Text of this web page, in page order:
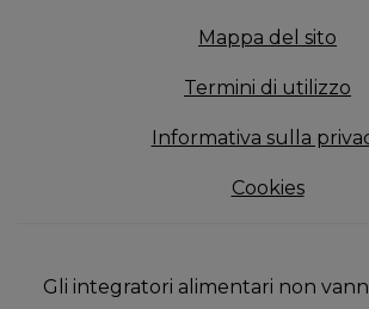
Mappa del sito
Termini di utilizzo
Informativa sulla
Cookies
Gli integratori alimentari non